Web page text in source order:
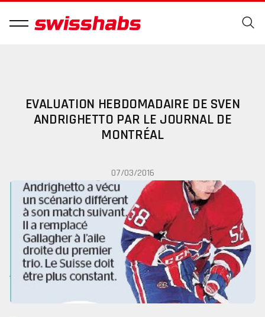
EVALUATION HEBDOMADAIRE DE SVEN
ANDRIGHETTO PAR LE JOURNAL DE
MONTRÉAL
07/03/2016